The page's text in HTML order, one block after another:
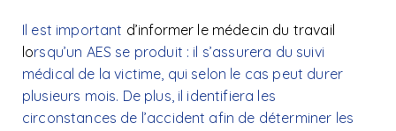
Il est important d’informer le médecin du travail
lorsqu’un AES se produit : il s’assurera du suivi
médical de la victime, qui selon le cas peut durer
plusieurs mois. De plus, il identifiera les
circonstances de l’accident afin de déterminer les